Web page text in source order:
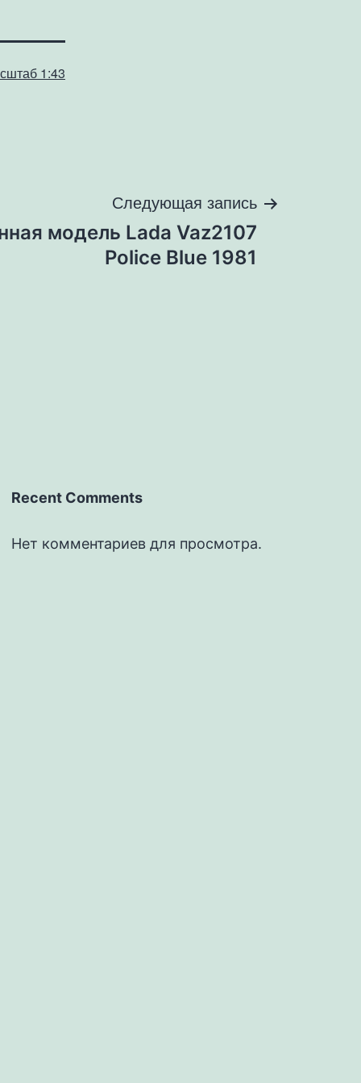
1:43
Следующая запись
модель Lada Vaz2107
Police Blue 1981
Recent Comments
Нет комментариев для просмотра.